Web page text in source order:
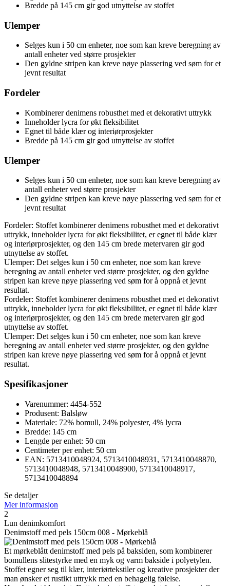
Bredde på 145 cm gir god utnyttelse av stoffet
Ulemper
Selges kun i 50 cm enheter, noe som kan kreve beregning av
antall enheter ved større prosjekter
Den gyldne stripen kan kreve nøye plassering ved søm for et
jevnt resultat
Fordeler
Kombinerer denimens robusthet med et dekorativt uttrykk
Inneholder lycra for økt fleksibilitet
Egnet til både klær og interiørprosjekter
Bredde på 145 cm gir god utnyttelse av stoffet
Ulemper
Selges kun i 50 cm enheter, noe som kan kreve beregning av
antall enheter ved større prosjekter
Den gyldne stripen kan kreve nøye plassering ved søm for et
jevnt resultat
Fordeler: Stoffet kombinerer denimens robusthet med et dekorativt
uttrykk, inneholder lycra for økt fleksibilitet, er egnet til både klær
og interiørprosjekter, og den 145 cm brede metervaren gir god
utnyttelse av stoffet.
Ulemper: Det selges kun i 50 cm enheter, noe som kan kreve
beregning av antall enheter ved større prosjekter, og den gyldne
stripen kan kreve nøye plassering ved søm for å oppnå et jevnt
resultat.
Fordeler: Stoffet kombinerer denimens robusthet med et dekorativt
uttrykk, inneholder lycra for økt fleksibilitet, er egnet til både klær
og interiørprosjekter, og den 145 cm brede metervaren gir god
utnyttelse av stoffet.
Ulemper: Det selges kun i 50 cm enheter, noe som kan kreve
beregning av antall enheter ved større prosjekter, og den gyldne
stripen kan kreve nøye plassering ved søm for å oppnå et jevnt
resultat.
Spesifikasjoner
Varenummer: 4454-552
Produsent: Balsløw
Materiale: 72% bomull, 24% polyester, 4% lycra
Bredde: 145 cm
Lengde per enhet: 50 cm
Centimeter per enhet: 50 cm
EAN: 5713410048924, 5713410048931, 5713410048870,
5713410048948, 5713410048900, 5713410048917,
5713410048894
Se detaljer
Mer informasjon
2
Lun denimkomfort
Denimstoff med pels 150cm 008 - Mørkeblå
Et mørkeblått denimstoff med pels på baksiden, som kombinerer
bomullens slitestyrke med en myk og varm bakside i polyetylen.
Stoffet egner seg til klær, interiørtekstiler og kreative prosjekter der
man ønsker et rustikt uttrykk med en behagelig følelse.